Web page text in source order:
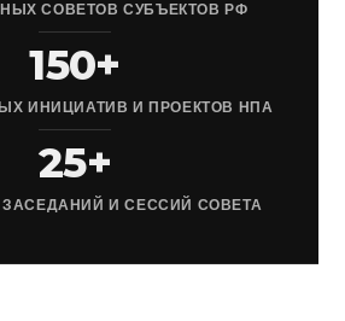
СОВЕТОВ СУБЪЕКТОВ РФ
150+
ИНИЦИАТИВ И ПРОЕКТОВ НПА
25+
И СЕССИЙ СОВЕТА